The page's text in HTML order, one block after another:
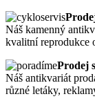
Náš kamenný
kvalitní reprodukce
Prodej
Náš antikvariát
různé letáky,